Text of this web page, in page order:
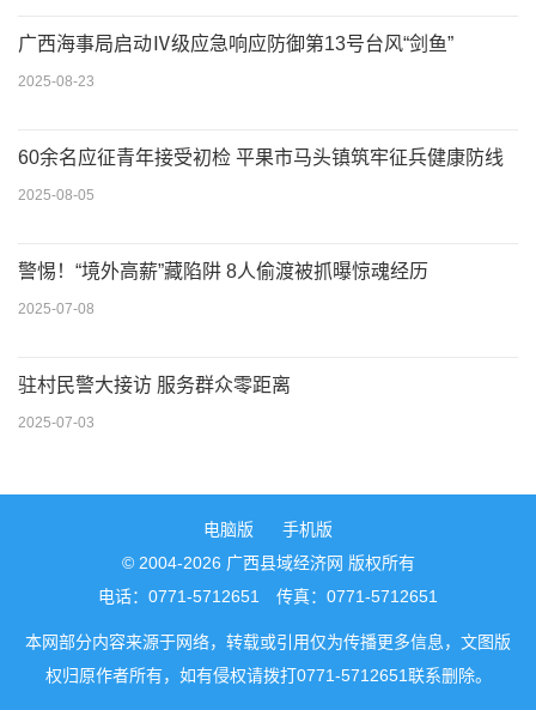
广西海事局启动Ⅳ级应急响应防御第13号台风“剑鱼”
2025-08-23
60余名应征青年接受初检 平果市马头镇筑牢征兵健康防线
2025-08-05
警惕！“境外高薪”藏陷阱 8人偷渡被抓曝惊魂经历
2025-07-08
驻村民警大接访 服务群众零距离
2025-07-03
电脑版
手机版
© 2004-2026 广西县域经济网 版权所有
电话：0771-5712651 传真：0771-5712651
本网部分内容来源于网络，转载或引用仅为传播更多信息，文图版
权归原作者所有，如有侵权请拨打0771-5712651联系删除。